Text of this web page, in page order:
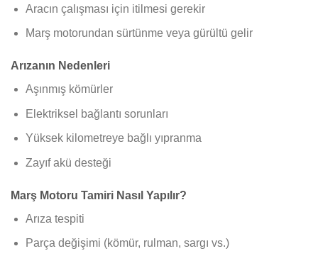
Aracın çalışması için itilmesi gerekir
Marş motorundan sürtünme veya gürültü gelir
Arızanın Nedenleri
Aşınmış kömürler
Elektriksel bağlantı sorunları
Yüksek kilometreye bağlı yıpranma
Zayıf akü desteği
Marş Motoru Tamiri Nasıl Yapılır?
Arıza tespiti
Parça değişimi (kömür, rulman, sargı vs.)